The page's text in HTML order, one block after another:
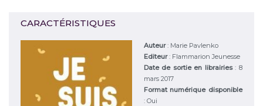
CARACTÉRISTIQUES
Auteur: Marie Pavlenko
Editeur: Flammarion Jeunesse
Date de sortie en librairies: 8
mars 2017
Format numérique disponible
: Oui